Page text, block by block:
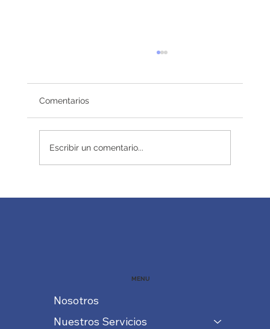
Comentarios
Escribir un comentario...
MENU
Nosotros
Nuestros Servicios